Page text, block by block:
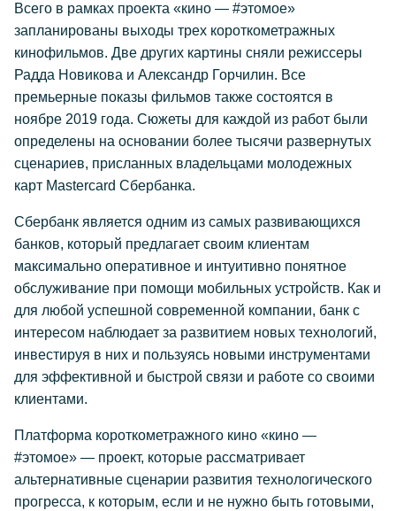
Всего в рамках проекта «кино — #этомое»
запланированы выходы трех короткометражных
кинофильмов. Две других картины сняли режиссеры
Радда Новикова и Александр Горчилин. Все
премьерные показы фильмов также состоятся в
ноябре 2019 года. Сюжеты для каждой из работ были
определены на основании более тысячи развернутых
сценариев, присланных владельцами молодежных
карт Mastercard Сбербанка.
Сбербанк является одним из самых развивающихся
банков, который предлагает своим клиентам
максимально оперативное и интуитивно понятное
обслуживание при помощи мобильных устройств. Как и
для любой успешной современной компании, банк с
интересом наблюдает за развитием новых технологий,
инвестируя в них и пользуясь новыми инструментами
для эффективной и быстрой связи и работе со своими
клиентами.
Платформа короткометражного кино «кино —
#этомое» — проект, которые рассматривает
альтернативные сценарии развития технологического
прогресса, к которым, если и не нужно быть готовыми,